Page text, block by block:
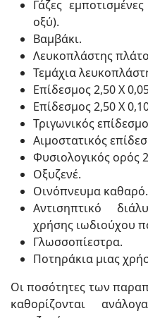
Γάζες
οξύ).
Βαμβάκι.
Λευκοπλάστης
Τεμάχια
Επίδεσμος 2,50 Χ
Επίδεσμος 2,50 Χ
Τριγωνικός
Αιμοστατικός
Φυσιολογικός ορός
Οξυζενέ.
Οινόπνευμα καθαρό.
Αντισηπτικό
χρήσης ιωδιούχου
Γλωσσοπίεστρα.
Ποτηράκια μιας
Οι ποσότητες των
καθορίζονται